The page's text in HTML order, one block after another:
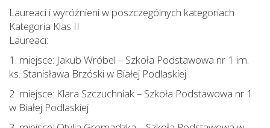
Laureaci i wyróżnieni w poszczególnych kategoriach
Kategoria Klas II
Laureaci:
1. miejsce: Jakub Wróbel – Szkoła Podstawowa nr 1 im.
ks. Stanisława Brzóski w Białej Podlaskiej
2. miejsce: Klara Szczuchniak – Szkoła Podstawowa nr 1
w Białej Podlaskiej